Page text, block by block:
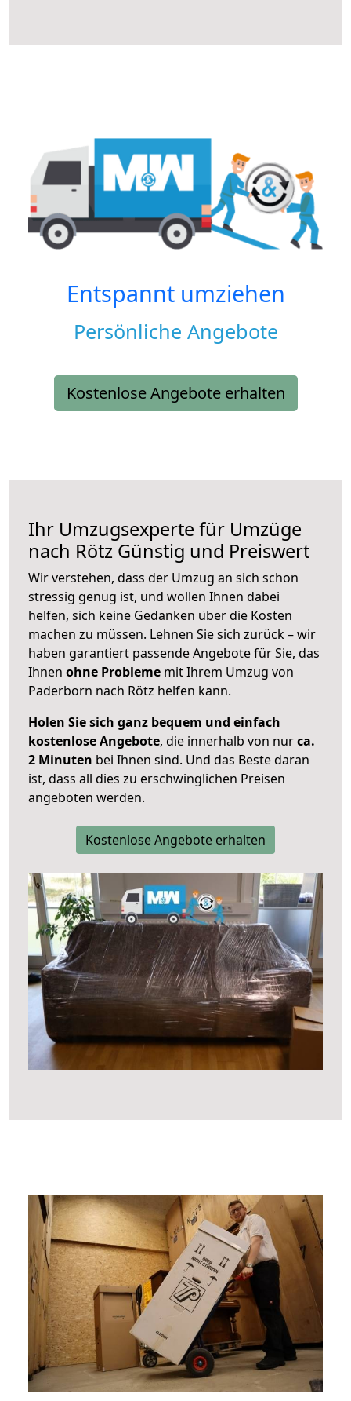
Entspannt umziehen
Persönliche Angebote
Kostenlose Angebote erhalten
Ihr Umzugsexperte für Umzüge
nach Rötz Günstig und Preiswert
Wir verstehen, dass der Umzug an sich schon
stressig genug ist, und wollen Ihnen dabei
helfen, sich keine Gedanken über die Kosten
machen zu müssen. Lehnen Sie sich zurück – wir
haben garantiert passende Angebote für Sie, das
Ihnen ohne Probleme mit Ihrem Umzug von
Paderborn nach Rötz helfen kann.
Holen Sie sich ganz bequem und einfach
kostenlose Angebote, die innerhalb von nurca.
2 Minuten bei Ihnen sind. Und das Beste daran
ist, dass all dies zu erschwinglichen Preisen
angeboten werden.
Kostenlose Angebote erhalten